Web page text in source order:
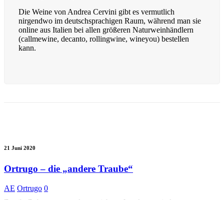
Die Weine von Andrea Cervini gibt es vermutlich
nirgendwo im deutschsprachigen Raum, während man sie
online aus Italien bei allen größeren Naturweinhändlern
(callmewine, decanto, rollingwine, wineyou) bestellen
kann.
21 Juni 2020
Ortrugo – die „andere Traube“
AE Ortrugo 0